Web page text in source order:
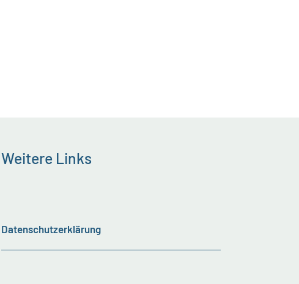
Weitere Links
Datenschutzerklärung